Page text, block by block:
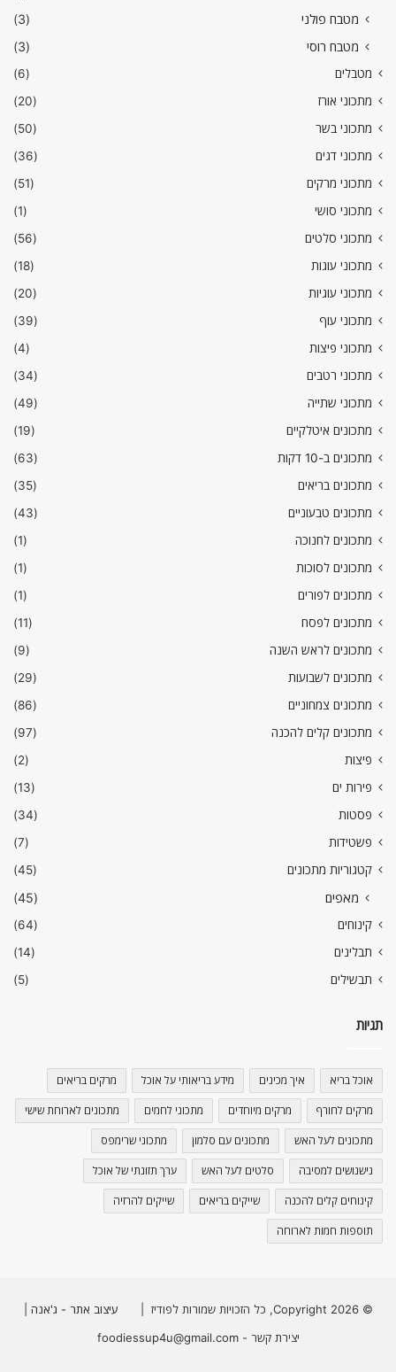
מטבח פולני
(3)
מטבח רוסי
(3)
מטבלים
(6)
מתכוני אורז
(20)
מתכוני בשר
(50)
מתכוני דגים
(36)
מתכוני מרקים
(51)
מתכוני סושי
(1)
מתכוני סלטים
(56)
מתכוני עוגות
(18)
מתכוני עוגיות
(20)
מתכוני עוף
(39)
מתכוני פיצות
(4)
מתכוני רטבים
(34)
מתכוני שתייה
(49)
מתכונים איטלקיים
(19)
מתכונים ב-10 דקות
(63)
מתכונים בריאים
(35)
מתכונים טבעוניים
(43)
מתכונים לחנוכה
(1)
מתכונים לסוכות
(1)
מתכונים לפורים
(1)
מתכונים לפסח
(11)
מתכונים לראש השנה
(9)
מתכונים לשבועות
(29)
מתכונים צמחוניים
(86)
מתכונים קלים להכנה
(97)
פיצות
(2)
פירות ים
(13)
פסטות
(34)
פשטידות
(7)
קטגוריות מתכונים
(45)
מאפים (45)
קינוחים
(64)
תבלינים
(14)
תבשילים
(5)
תגיות
אוכל בריא איך מכינים מידע בריאותי על אוכל מרקים בריאים
מרקים לחורף מרקים מיוחדים מתכוני לחמים מתכונים לארוחת שישי
מתכונים לעל האש מתכונים עם סלמון מתכוני שרימפס
נישנושים למסיבה סלטים לעל האש ערך תזונתי של אוכל
קינוחים קלים להכנה שייקים בריאים שייקים להרזיה
תוספות חמות לארוחה
© Copyright 2026, כל הזכויות שמורות לפודיז | עיצוב אתר - ג'אנה
יצירת קשר - foodiessup4u@gmail.com